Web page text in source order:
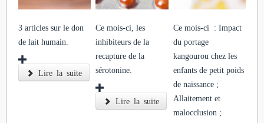
3 articles sur le don
de lait humain.
Lire la suite
Ce mois-ci, les
inhibiteurs de la
recapture de la
sérotonine.
Lire la suite
Ce mois-ci : Impact
du portage
kangourou chez les
enfants de petit poids
de naissance ;
Allaitement et
malocclusion ;